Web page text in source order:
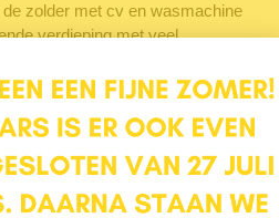
zolder met cv en wasmachine
verdieping met veel
ruimte achter de schotten
om een grote slaapkamer
liefde ontworpen en onderhouden.